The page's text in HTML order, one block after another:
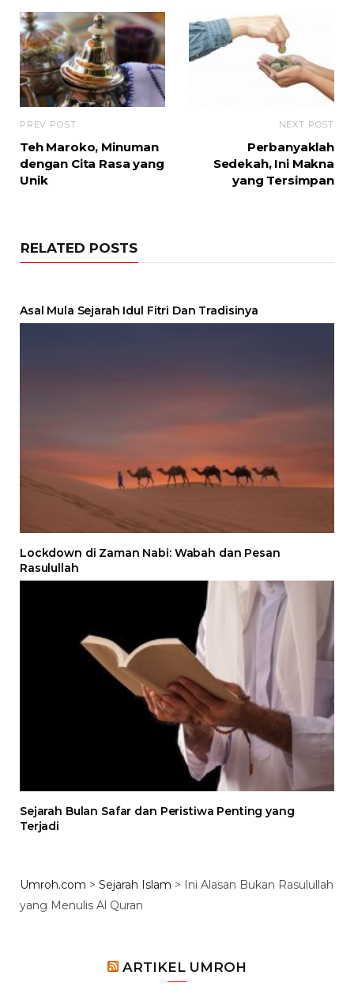
PREV POST
Teh Maroko, Minuman
dengan Cita Rasa yang
Unik
NEXT POST
Perbanyaklah
Sedekah, Ini Makna
yang Tersimpan
RELATED POSTS
Asal Mula Sejarah Idul Fitri Dan Tradisinya
Lockdown di Zaman Nabi: Wabah dan Pesan
Rasulullah
Sejarah Bulan Safar dan Peristiwa Penting yang
Terjadi
Umroh.com > Sejarah Islam > Ini Alasan Bukan Rasulullah
yang Menulis Al Quran
ARTIKEL UMROH